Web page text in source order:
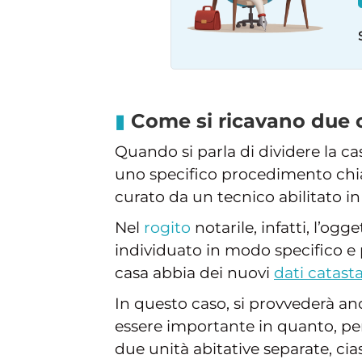
Come si ricavano due
Quando si parla di dividere la
uno specifico procedimento
curato da un tecnico abilitato
Nel rogito notarile, infatti,
individuato in modo specifico e
casa abbia dei nuovi dati
In questo caso, si provvederà
essere importante in quanto,
due unità abitative separate,